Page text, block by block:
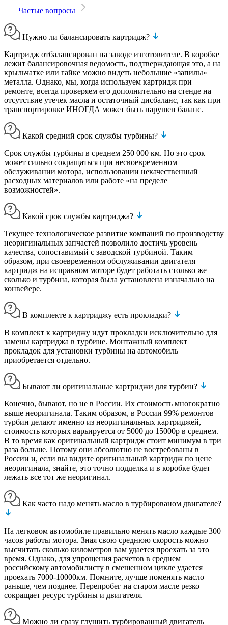
Частые вопросы
Нужно ли балансировать картридж?
Картридж отбалансирован на заводе изготовителе. В коробке
лежит балансировочная ведомость, подтверждающая это, а на
крыльчатке или гайке можно видеть небольшие «запилы»
металла. Однако, мы, когда используем картридж при
ремонте, всегда проверяем его дополнительно на стенде на
отсутствие утечек масла и остаточный дисбаланс, так как при
транспортировке ИНОГДА может быть нарушен баланс.
Какой средний срок службы турбины?
Срок службы турбины в среднем 250 000 км. Но это срок
может сильно сокращаться при несвоевременном
обслуживании мотора, использовании некачественный
расходных материалов или работе «на пределе
возможностей».
Какой срок службы картриджа?
Текущее технологическое развитие компаний по производству
неоригинальных запчастей позволило достичь уровень
качества, сопоставимый с заводской турбиной. Таким
образом, при своевременном обслуживании двигателя
картридж на исправном моторе будет работать столько же
сколько и турбина, которая была установлена изначально на
конвейере.
В комплекте к картриджу есть прокладки?
В комплект к картриджу идут прокладки исключительно для
замены картриджа в турбине. Монтажный комплект
прокладок для установки турбины на автомобиль
приобретается отдельно.
Бывают ли оригинальные картриджи для турбин?
Конечно, бывают, но не в России. Их стоимость многократно
выше неоригинала. Таким образом, в России 99% ремонтов
турбин делают именно из неоригинальных картриджей,
стоимость которых варьируется от 5000 до 15000р в среднем.
В то время как оригинальный картридж стоит минимум в три
раза больше. Потому они абсолютно не востребованы в
России и, если вы видите оригинальный картридж по цене
неоригинала, знайте, это точно подделка и в коробке будет
лежать все тот же неоригинал.
Как часто надо менять масло в турбированом двигателе?
На легковом автомобиле правильно менять масло каждые 300
часов работы мотора. Зная свою среднюю скорость можно
высчитать сколько километров вам удается проехать за это
время. Однако, для упрощения расчетов в среднем
российскому автомобилисту в смешенном цикле удается
проехать 7000-10000км. Помните, лучше поменять масло
раньше, чем позднее. Перепробег на старом масле резко
сокращает ресурс турбины и двигателя.
Можно ли сразу глушить турбированный двигатель